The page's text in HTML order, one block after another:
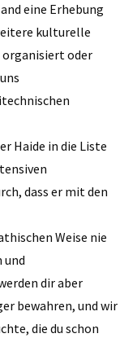
eine Erhebung
kulturelle
organisiert oder
Haide in die Liste
dass er mit den
Weise nie
und
dir aber
bewahren, und wir
die du schon